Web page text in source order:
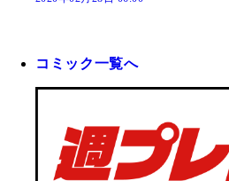
コミック一覧へ